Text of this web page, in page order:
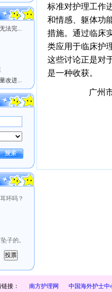
法完...
改进...
环吗？
子的。
标准对护理工作
和情感、躯体功
措施。通过临床
类应用于临床护
这些讨论正是对
是一种收获。
广州市第十
接： 南方护理网 中国海外护士中